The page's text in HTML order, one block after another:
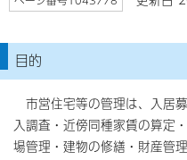
目的
市営住宅等の管理は、入居
入調査・近傍同種家賃の算定
場管理・建物の修繕・財産管